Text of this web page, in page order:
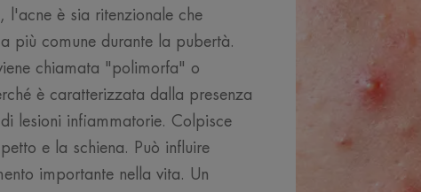
l'acne è sia ritenzionale che
più comune durante la pubertà.
chiamata "polimorfa" o
è caratterizzata dalla presenza
lesioni infiammatorie. Colpisce
e la schiena. Può influire
importante nella vita. Un